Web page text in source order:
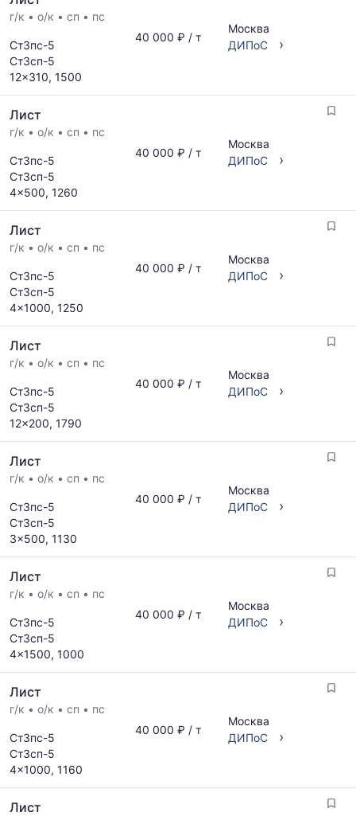
г/к • о/к • сп • пс
Ст3пс-5
Ст3сп-5
12x310, 1500
40 000 ₽ / т
Москва
ДИПоС
›
Лист
г/к • о/к • сп • пс
Ст3пс-5
Ст3сп-5
4x500, 1260
40 000 ₽ / т
Москва
ДИПоС
›
Лист
г/к • о/к • сп • пс
Ст3пс-5
Ст3сп-5
4x1000, 1250
40 000 ₽ / т
Москва
ДИПоС
›
Лист
г/к • о/к • сп • пс
Ст3пс-5
Ст3сп-5
12x200, 1790
40 000 ₽ / т
Москва
ДИПоС
›
Лист
г/к • о/к • сп • пс
Ст3пс-5
Ст3сп-5
3x500, 1130
40 000 ₽ / т
Москва
ДИПоС
›
Лист
г/к • о/к • сп • пс
Ст3пс-5
Ст3сп-5
4x1500, 1000
40 000 ₽ / т
Москва
ДИПоС
›
Лист
г/к • о/к • сп • пс
Ст3пс-5
Ст3сп-5
4x1000, 1160
40 000 ₽ / т
Москва
ДИПоС
›
Лист